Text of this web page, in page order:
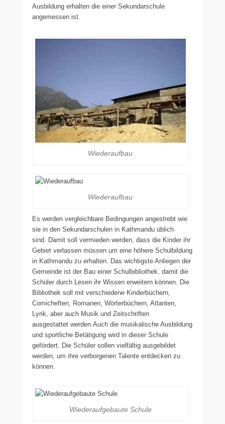
Ausbildung erhalten die einer Sekundarschule
angemessen ist.
Wiederaufbau
Wiederaufbau
Es werden vergleichbare Bedingungen angestrebt wie
sie in den Sekundarschulen in Kathmandu üblich
sind. Damit soll vermieden werden, dass die Kinder ihr
Gebiet verlassen müssen um eine höhere Schulbildung
in Kathmandu zu erhalten. Das wichtigste Anliegen der
Gemeinde ist der Bau einer Schulbibliothek, damit die
Schüler durch Lesen ihr Wissen erweitern können. Die
Bibliothek soll mit verschiedene Kinderbüchern,
Comicheften, Romanen, Wörterbüchern, Atlanten,
Lyrik, aber auch Musik und Zeitschriften
ausgestattet werden.Auch die musikalische Ausbildung
und sportliche Betätigung wird in dieser Schule
gefördert. Die Schüler sollen vielfältig ausgebildet
werden, um ihre verborgenen Talente entdecken zu
können.
Wiederaufgebaute Schule